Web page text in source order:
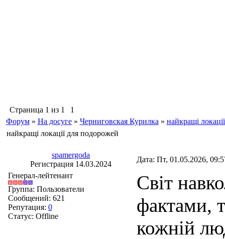
Страница 1 из 1
1
Форум » На досуге » Черниговская Курилка » найкращі
найкращі локації для подорожей
spamergoda
Регистрация 14.03.2024
Дата: Пт, 01.05.2026,
Генерал-лейтенант
Группа: Пользователи
Сообщений: 621
Репутация: 0
Статус: Offline
Світ
фактами,
кожній